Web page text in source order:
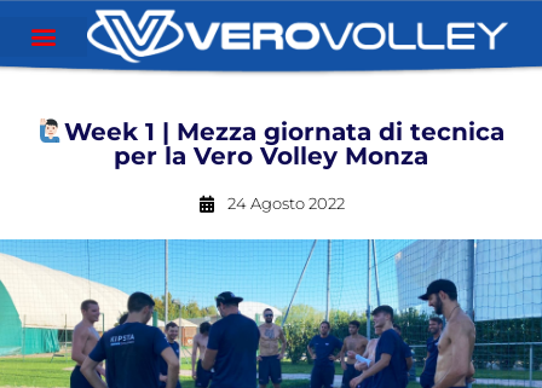
Week 1 | Mezza giornata di tecnica
per la Vero Volley Monza
24 Agosto 2022